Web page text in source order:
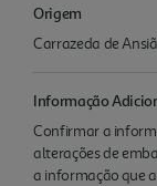
Origem
Carrazeda de
Informação
Confirmar a
alterações de
a informação que